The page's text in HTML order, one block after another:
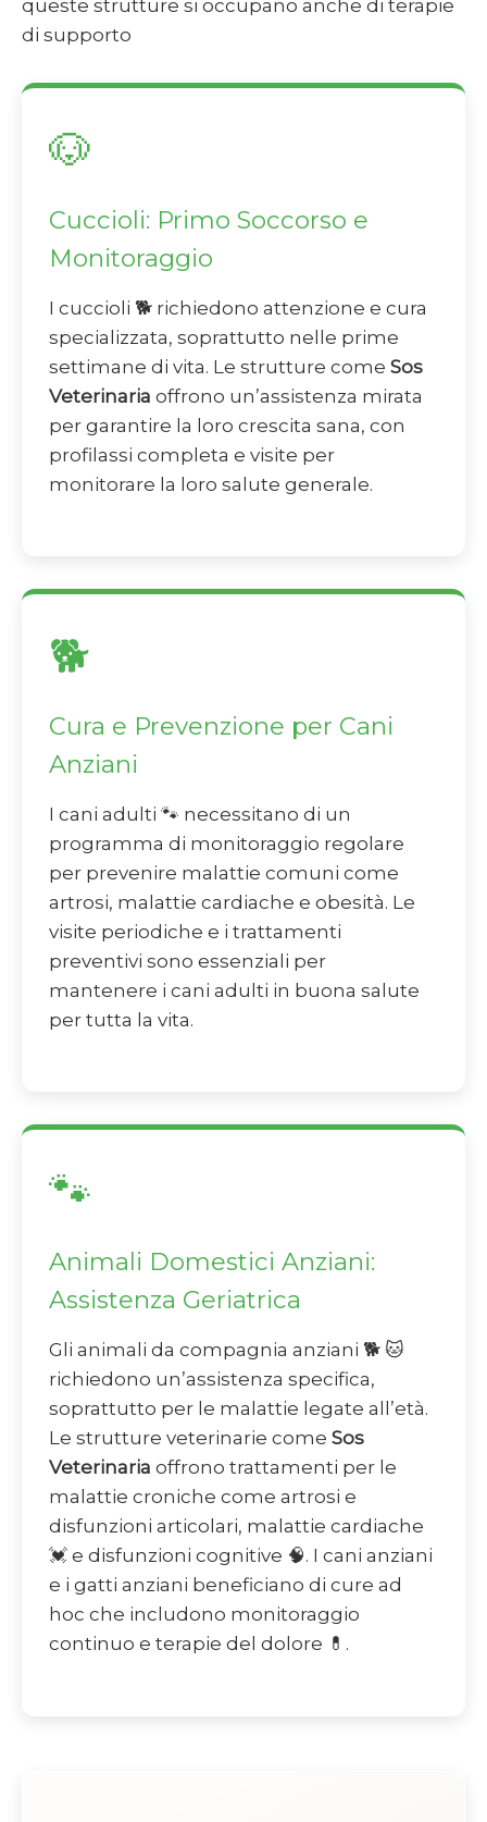
queste strutture si occupano anche di terapie
di supporto
🐶
Cuccioli: Primo Soccorso e
Monitoraggio
I cuccioli 🐕 richiedono attenzione e cura
specializzata, soprattutto nelle prime
settimane di vita. Le strutture come Sos
Veterinaria offrono un’assistenza mirata
per garantire la loro crescita sana, con
profilassi completa e visite per
monitorare la loro salute generale.
🐕
Cura e Prevenzione per Cani
Anziani
I cani adulti 🐾 necessitano di un
programma di monitoraggio regolare
per prevenire malattie comuni come
artrosi, malattie cardiache e obesità. Le
visite periodiche e i trattamenti
preventivi sono essenziali per
mantenere i cani adulti in buona salute
per tutta la vita.
🐾
Animali Domestici Anziani:
Assistenza Geriatrica
Gli animali da compagnia anziani 🐕 🐱
richiedono un’assistenza specifica,
soprattutto per le malattie legate all’età.
Le strutture veterinarie come Sos
Veterinaria offrono trattamenti per le
malattie croniche come artrosi e
disfunzioni articolari, malattie cardiache
💓 e disfunzioni cognitive 🧠. I cani anziani
e i gatti anziani beneficiano di cure ad
hoc che includono monitoraggio
continuo e terapie del dolore 💊.